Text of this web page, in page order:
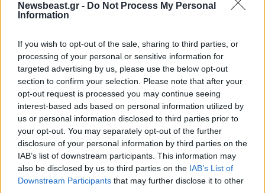
Newsbeast.gr - Do Not Process My Personal
Information
If you wish to opt-out of the sale, sharing to third parties, or
processing of your personal or sensitive information for
targeted advertising by us, please use the below opt-out
section to confirm your selection. Please note that after your
opt-out request is processed you may continue seeing
interest-based ads based on personal information utilized by
us or personal information disclosed to third parties prior to
your opt-out. You may separately opt-out of the further
disclosure of your personal information by third parties on the
IAB’s list of downstream participants. This information may
also be disclosed by us to third parties on the IAB’s List of
Downstream Participants that may further disclose it to other
Τζαστίν Τριντό: Τραγούδησε Queen δύο ημέρες πριν την
κηδεία της βασίλισσας Ελισάβετ και προκάλεσε σάλο –